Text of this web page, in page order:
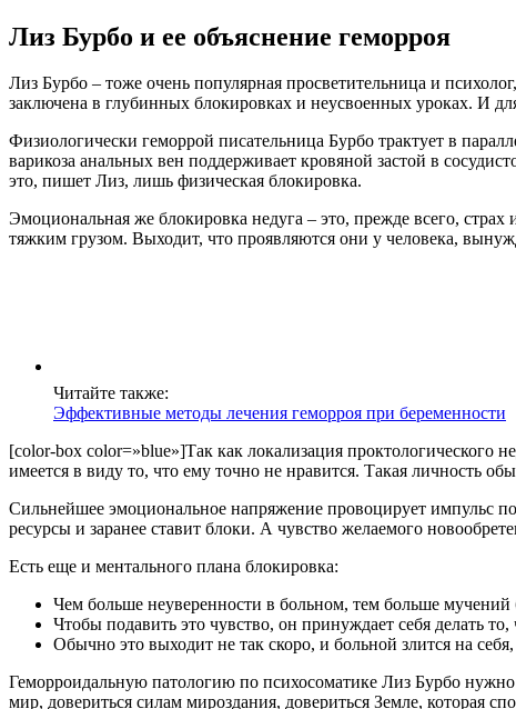
Лиз Бурбо и ее объяснение геморроя
Лиз Бурбо – тоже очень популярная просветительница и
заключена в глубинных блокировках и неусвоенных уроках. И
Физиологически геморрой писательница Бурбо трактует в
варикоза анальных вен поддерживает кровяной застой в
это, пишет Лиз, лишь физическая блокировка.
Эмоциональная же блокировка недуга – это, прежде всего,
тяжким грузом. Выходит, что проявляются они у человека,
Читайте также:
Эффективные методы лечения геморроя при беременности
[color-box color=»blue»]Так как локализация проктологического
имеется в виду то, что ему точно не нравится. Такая личность
Сильнейшее эмоциональное напряжение провоцирует импульс
ресурсы и заранее ставит блоки. А чувство желаемого
Есть еще и ментального плана блокировка:
Чем больше неуверенности в больном, тем больше мучений
Чтобы подавить это чувство, он принуждает себя делать то,
Обычно это выходит не так скоро, и больной злится на
Геморроидальную патологию по психосоматике Лиз Бурбо
мир, довериться силам мироздания, довериться Земле, которая